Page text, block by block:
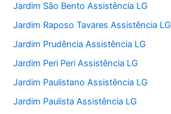
Jardim São Bento Assistência LG
Jardim Raposo Tavares Assistência LG
Jardim Prudência Assistência LG
Jardim Peri Peri Assistência LG
Jardim Paulistano Assistência LG
Jardim Paulista Assistência LG